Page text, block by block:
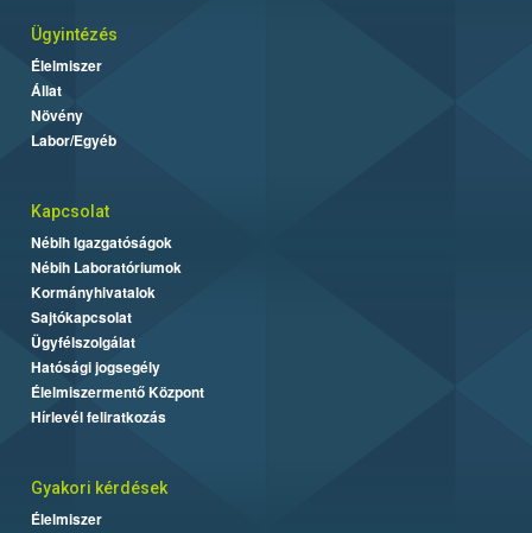
Ügyintézés
Élelmiszer
Állat
Növény
Labor/Egyéb
Kapcsolat
Nébih Igazgatóságok
Nébih Laboratóriumok
Kormányhivatalok
Sajtókapcsolat
Ügyfélszolgálat
Hatósági jogsegély
Élelmiszermentő Központ
Hírlevél feliratkozás
Gyakori kérdések
Élelmiszer